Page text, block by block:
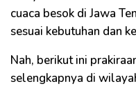
cuaca besok di Jawa
sesuai kebutuhan dan
Nah, berikut ini
selengkapnya di